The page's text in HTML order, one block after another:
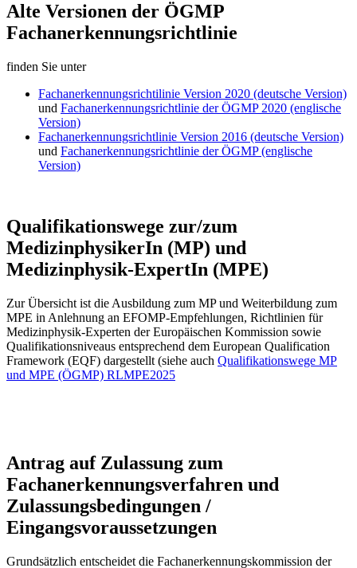
Alte Versionen der ÖGMP
Fachanerkennungsrichtlinie
finden Sie unter
Fachanerkennungsrichtilinie Version 2020 (deutsche Version)
und Fachanerkennungsrichtlinie der ÖGMP 2020 (englische
Version)
Fachanerkennungsrichtlinie Version 2016 (deutsche Version)
und Fachanerkennungsrichtlinie der ÖGMP (englische
Version)
Qualifikationswege zur/zum
MedizinphysikerIn (MP) und
Medizinphysik-ExpertIn (MPE)
Zur Übersicht ist die Ausbildung zum MP und Weiterbildung zum
MPE in Anlehnung an EFOMP-Empfehlungen, Richtlinien für
Medizinphysik-Experten der Europäischen Kommission sowie
Qualifikationsniveaus entsprechend dem European Qualification
Framework (EQF) dargestellt (siehe auch Qualifikationswege MP
und MPE (ÖGMP) RLMPE2025
Antrag auf Zulassung zum
Fachanerkennungsverfahren und
Zulassungsbedingungen /
Eingangsvoraussetzungen
Grundsätzlich entscheidet die Fachanerkennungskommission der